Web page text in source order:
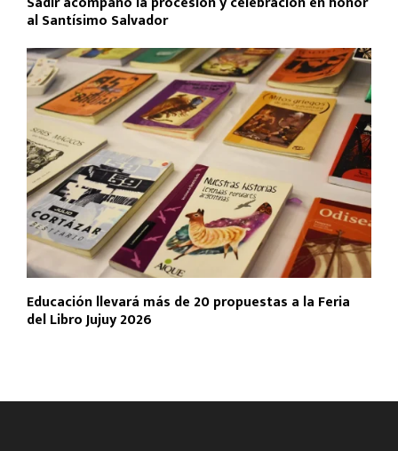
al Santísimo Salvador
Educación llevará más de 20 propuestas a la Feria
del Libro Jujuy 2026